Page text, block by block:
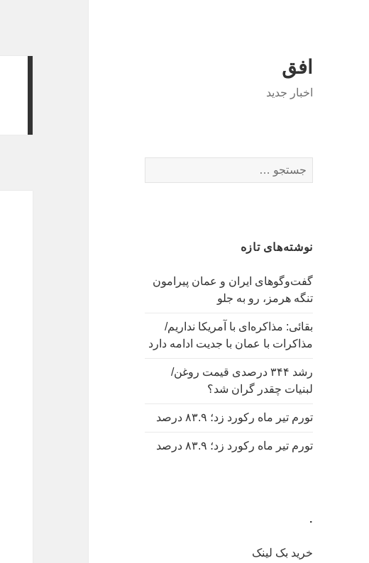
افق
اخبار جدید
برای:
نوشته‌های تازه
گفت‌وگوهای ایران و عمان پیرامون
تنگه هرمز، رو به جلو
بقائی: مذاکره‌ای با آمریکا نداریم/
مذاکرات با عمان با جدیت ادامه دارد
رشد ۳۴۴ درصدی قیمت روغن/
لبنیات چقدر گران شد؟
تورم تیر ماه رکورد زد؛ ۸۳.۹ درصد
تورم تیر ماه رکورد زد؛ ۸۳.۹ درصد
.
خرید بک لینک